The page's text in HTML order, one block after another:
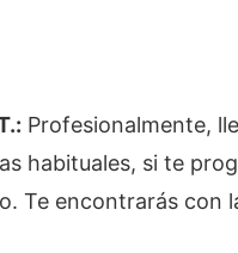
Profesionalmente,
habituales, si te
Te encontrarás con